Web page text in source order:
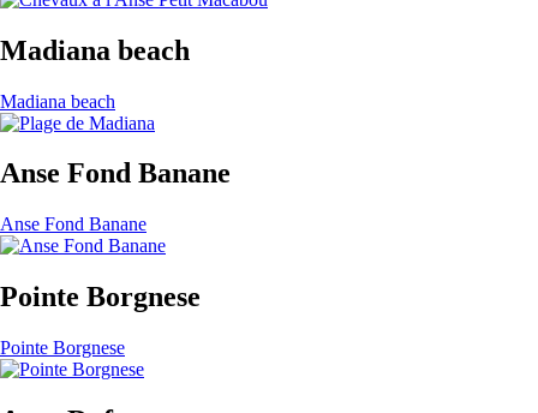
Madiana beach
Madiana beach
Anse Fond Banane
Anse Fond Banane
Pointe Borgnese
Pointe Borgnese